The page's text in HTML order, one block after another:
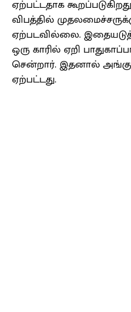
ஏற்பட்டதாக
விபத்தில்
ஏற்படவில்லை.
ஒரு காரில் ஏறி
சென்றார். இதனால் அங்கு
ஏற்பட்டது.